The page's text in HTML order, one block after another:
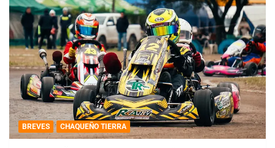
BREVES CHAQUEÑO TIERRA